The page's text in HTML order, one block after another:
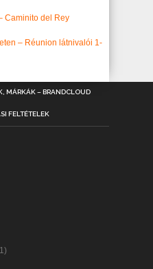
Caminito del Rey
– Réunion látnivalói 1-
MÁRKÁK – BRANDCLOUD
FELTÉTELEK